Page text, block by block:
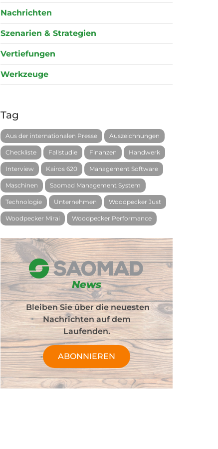
Nachrichten
Szenarien & Strategien
Vertiefungen
Werkzeuge
Tag
Aus der internationalen Presse Auszeichnungen
Checkliste Fallstudie Finanzen Handwerk
Interview Kairos 620 Management Software
Maschinen Saomad Management System
Technologie Unternehmen Woodpecker Just
Woodpecker Mirai Woodpecker Performance
News
Bleiben Sie über die neuesten
Nachrichten auf dem
Laufenden.
ABONNIEREN